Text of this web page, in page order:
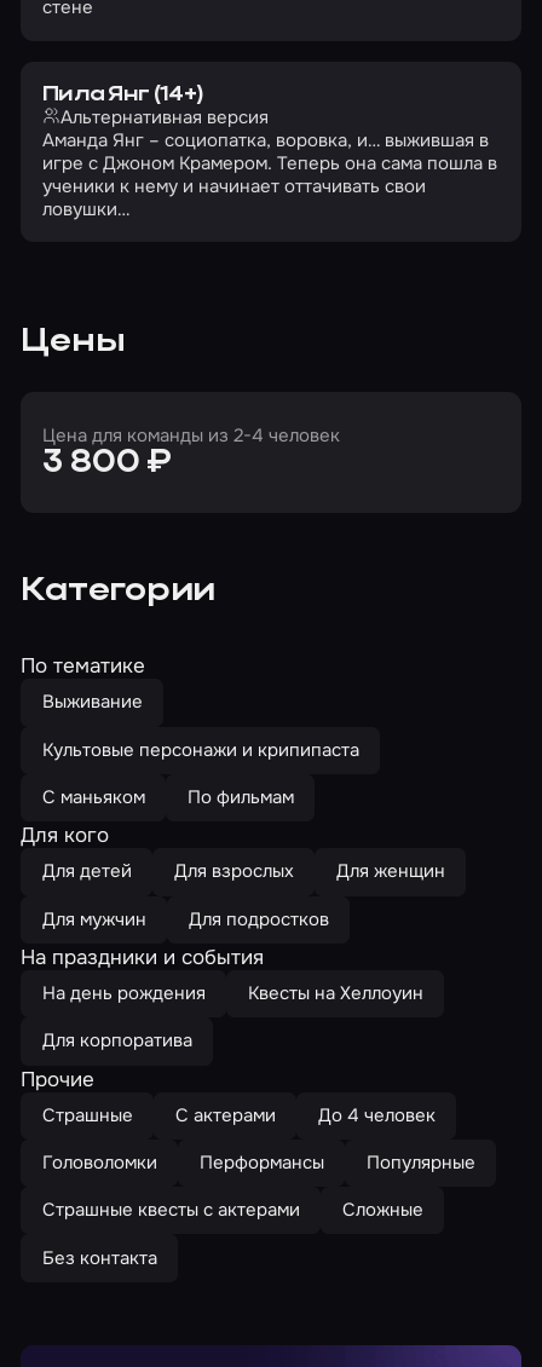
стене
Пила Янг (14+)
Альтернативная версия
Аманда Янг – социопатка, воровка, и… выжившая в
игре с Джоном Крамером. Теперь она сама пошла в
ученики к нему и начинает оттачивать свои
ловушки…
Цены
Цена для команды из 2-4 человек
3 800 ₽
Категории
По тематике
Выживание
Культовые персонажи и крипипаста
С маньяком
По фильмам
Для кого
Для детей Для взрослых
Для женщин
Для мужчин
Для подростков
На праздники и события
На день рождения
Квесты на Хеллоуин
Для корпоратива
Прочие
Страшные С актерами
До 4 человек
Головоломки
Перформансы
Популярные
Страшные квесты с актерами
Сложные
Без контакта